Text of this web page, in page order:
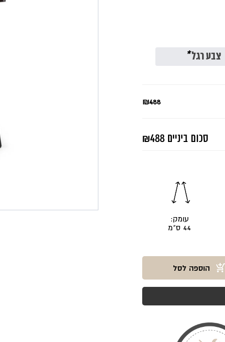
צבע רגל*
₪488
סכום ביניים ₪488
עומק:
44 ס"מ
הוספה לסל